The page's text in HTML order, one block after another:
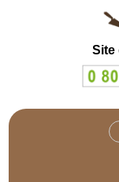
Site